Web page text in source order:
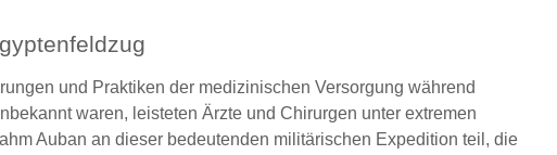
und Praktiken der medizinischen Versorgung während
waren, leisteten Ärzte und Chirurgen unter extremen
Auban an dieser bedeutenden militärischen Expedition teil, die